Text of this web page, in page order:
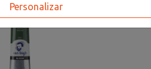
Personalizar